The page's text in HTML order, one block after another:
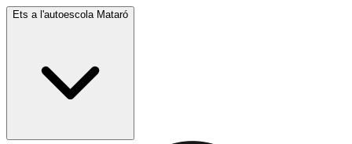
Ets a l'autoescola Mataró